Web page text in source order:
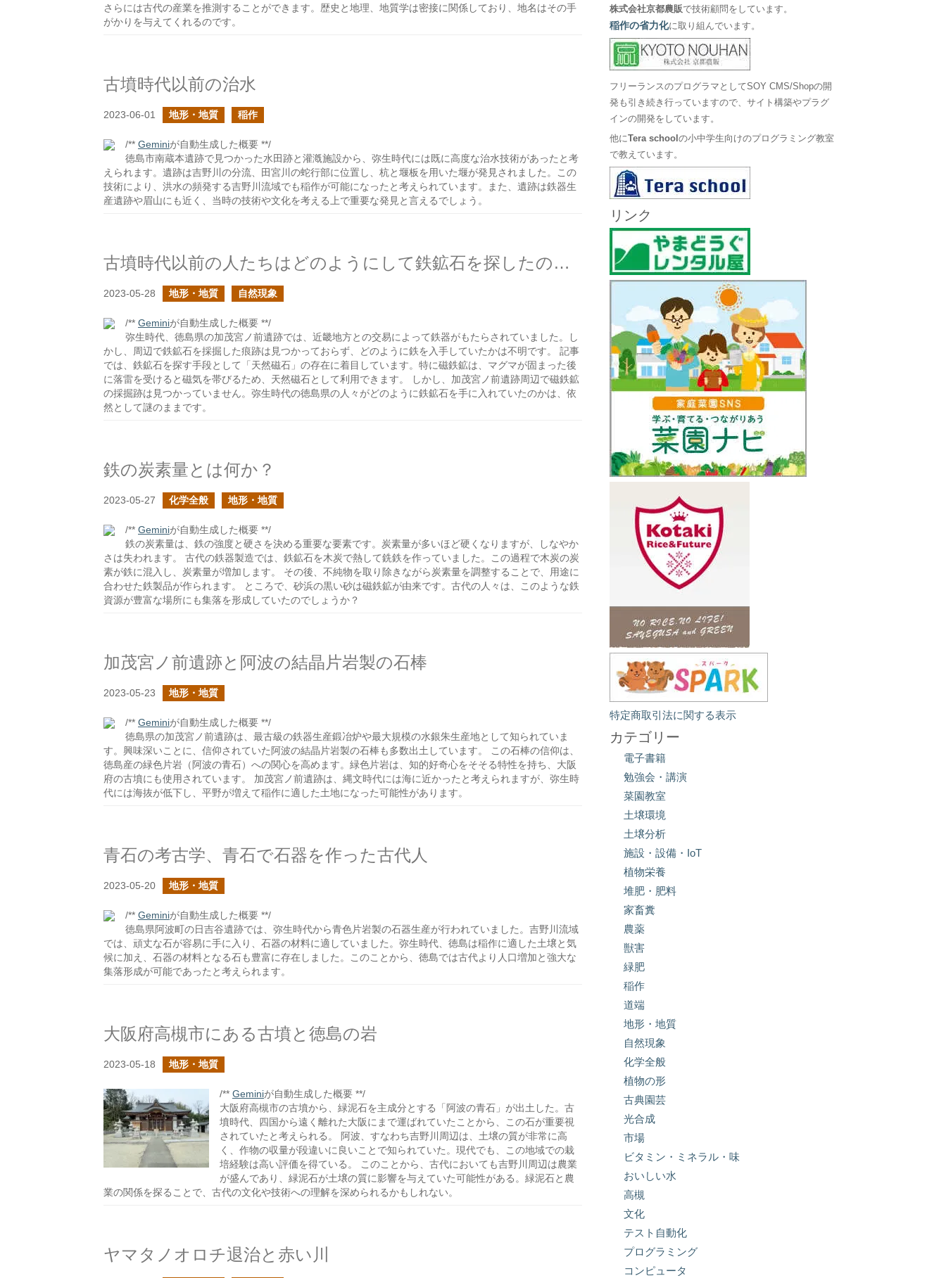
さらには古代の産業を推測することができます。歴史と地理、地質学は密接に関係しており、地名はその手
がかりを与えてくれるのです。
古墳時代以前の治水
2023-06-01 地形・地質 稲作
/** Geminiが自動生成した概要 **/
徳島市南蔵本遺跡で見つかった水田跡と灌漑施設から、弥生時代には既に高度な治水技術があったと考
えられます。遺跡は吉野川の分流、田宮川の蛇行部に位置し、杭と堰板を用いた堰が発見されました。この
技術により、洪水の頻発する吉野川流域でも稲作が可能になったと考えられています。また、遺跡は鉄器生
産遺跡や眉山にも近く、当時の技術や文化を考える上で重要な発見と言えるでしょう。
古墳時代以前の人たちはどのようにして鉄鉱石を探したのだろう？
2023-05-28 地形・地質 自然現象
/** Geminiが自動生成した概要 **/
弥生時代、徳島県の加茂宮ノ前遺跡では、近畿地方との交易によって鉄器がもたらされていました。し
かし、周辺で鉄鉱石を採掘した痕跡は見つかっておらず、どのように鉄を入手していたかは不明です。 記事
では、鉄鉱石を探す手段として「天然磁石」の存在に着目しています。特に磁鉄鉱は、マグマが固まった後
に落雷を受けると磁気を帯びるため、天然磁石として利用できます。 しかし、加茂宮ノ前遺跡周辺で磁鉄鉱
の採掘跡は見つかっていません。弥生時代の徳島県の人々がどのように鉄鉱石を手に入れていたのかは、依
然として謎のままです。
鉄の炭素量とは何か？
2023-05-27 化学全般 地形・地質
/** Geminiが自動生成した概要 **/
鉄の炭素量は、鉄の強度と硬さを決める重要な要素です。炭素量が多いほど硬くなりますが、しなやか
さは失われます。 古代の鉄器製造では、鉄鉱石を木炭で熱して銑鉄を作っていました。この過程で木炭の炭
素が鉄に混入し、炭素量が増加します。 その後、不純物を取り除きながら炭素量を調整することで、用途に
合わせた鉄製品が作られます。 ところで、砂浜の黒い砂は磁鉄鉱が由来です。古代の人々は、このような鉄
資源が豊富な場所にも集落を形成していたのでしょうか？
加茂宮ノ前遺跡と阿波の結晶片岩製の石棒
2023-05-23 地形・地質
/** Geminiが自動生成した概要 **/
徳島県の加茂宮ノ前遺跡は、最古級の鉄器生産鍛冶炉や最大規模の水銀朱生産地として知られていま
す。興味深いことに、信仰されていた阿波の結晶片岩製の石棒も多数出土しています。 この石棒の信仰は、
徳島産の緑色片岩（阿波の青石）への関心を高めます。緑色片岩は、知的好奇心をそそる特性を持ち、大阪
府の古墳にも使用されています。 加茂宮ノ前遺跡は、縄文時代には海に近かったと考えられますが、弥生時
代には海抜が低下し、平野が増えて稲作に適した土地になった可能性があります。
青石の考古学、青石で石器を作った古代人
2023-05-20 地形・地質
/** Geminiが自動生成した概要 **/
徳島県阿波町の日吉谷遺跡では、弥生時代から青色片岩製の石器生産が行われていました。吉野川流域
では、頑丈な石が容易に手に入り、石器の材料に適していました。弥生時代、徳島は稲作に適した土壌と気
候に加え、石器の材料となる石も豊富に存在しました。このことから、徳島では古代より人口増加と強大な
集落形成が可能であったと考えられます。
大阪府高槻市にある古墳と徳島の岩
2023-05-18 地形・地質
/** Geminiが自動生成した概要 **/
大阪府高槻市の古墳から、緑泥石を主成分とする「阿波の青石」が出土した。古
墳時代、四国から遠く離れた大阪にまで運ばれていたことから、この石が重要視
されていたと考えられる。 阿波、すなわち吉野川周辺は、土壌の質が非常に高
く、作物の収量が段違いに良いことで知られていた。現代でも、この地域での栽
培経験は高い評価を得ている。 このことから、古代においても吉野川周辺は農業
が盛んであり、緑泥石が土壌の質に影響を与えていた可能性がある。緑泥石と農
業の関係を探ることで、古代の文化や技術への理解を深められるかもしれない。
ヤマタノオロチ退治と赤い川
株式会社京都農販で技術顧問をしています。
稲作の省力化に取り組んでいます。
フリーランスのプログラマとしてSOY CMS/Shopの開
発も引き続き行っていますので、サイト構築やプラグ
インの開発をしています。
他にTera schoolの小中学生向けのプログラミング教室
で教えています。
リンク
特定商取引法に関する表示
カテゴリー
電子書籍
勉強会・講演
菜園教室
土壌環境
土壌分析
施設・設備・IoT
植物栄養
堆肥・肥料
家畜糞
農薬
獣害
緑肥
稲作
道端
地形・地質
自然現象
化学全般
植物の形
古典園芸
光合成
市場
ビタミン・ミネラル・味
おいしい水
高槻
文化
テスト自動化
プログラミング
コンピュータ